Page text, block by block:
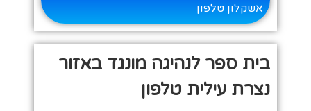
אשקלון טלפון
בית ספר לנהיגה מונגד באזור
נצרת עילית טלפון